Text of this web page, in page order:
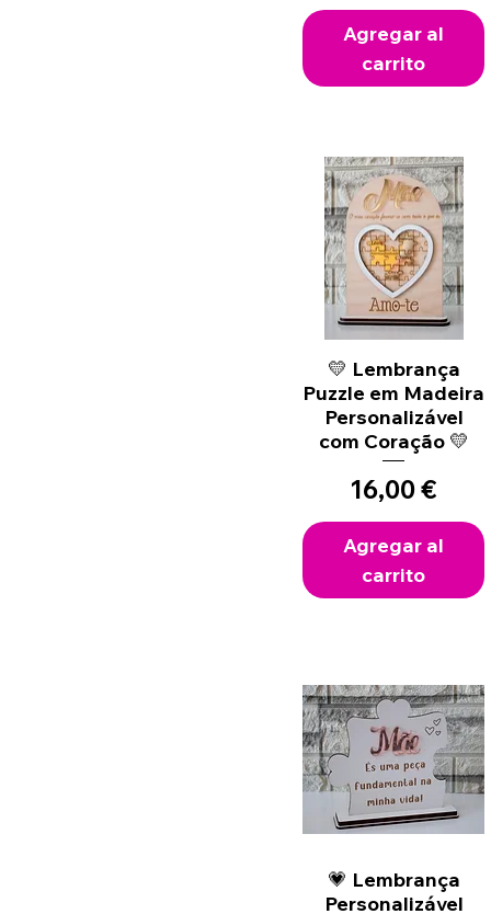
Agregar al
carrito
Vista rápida
💛 Lembrança
Puzzle em Madeira
Personalizável
com Coração 💛
Precio
16,00 €
Agregar al
carrito
Vista rápida
💗 Lembrança
Personalizável